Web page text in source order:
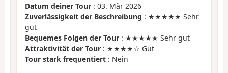
Datum deiner Tour : 03. Mär 2026
Zuverlässigkeit der Beschreibung : ★★★★★ Sehr
gut
Bequemes Folgen der Tour : ★★★★★ Sehr gut
Attraktivität der Tour : ★★★★☆ Gut
Tour stark frequentiert : Nein